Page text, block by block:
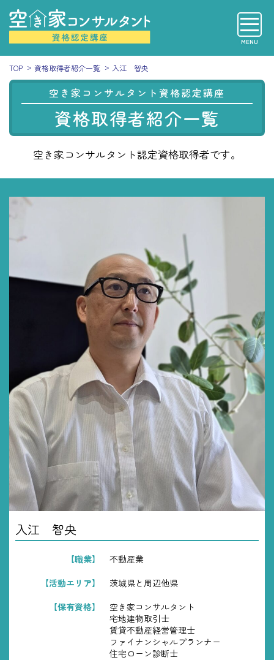
MENU
TOP 資格取得者紹介一覧 入江 智央
空き家コンサルタント資格認定講座
資格取得者紹介一覧
空き家コンサルタント認定資格取得者です。
入江 智央
【職業】
不動産業
【活動エリア】
茨城県と周辺他県
【保有資格】
空き家コンサルタント
宅地建物取引士
賃貸不動産経営管理士
ファイナンシャルプランナー
住宅ローン診断士